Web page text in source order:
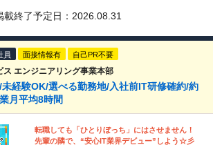
載終了予定日： 2026.08.31
員 面接情報有 自己PR不要
エンジニアリング事業本部
経験OK/選べる勤務地/入社前IT研修確約/約
月平均8時間
転職しても「ひとりぼっち」にはさせません！
先輩の隣で、“安心IT業界デビュー”しよう☆彡